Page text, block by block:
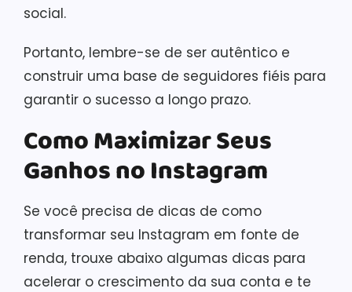
social.
Portanto, lembre-se de ser autêntico e
construir uma base de seguidores fiéis para
garantir o sucesso a longo prazo.
Como Maximizar Seus
Ganhos no Instagram
Se você precisa de dicas de como
transformar seu Instagram em fonte de
renda, trouxe abaixo algumas dicas para
acelerar o crescimento da sua conta e te